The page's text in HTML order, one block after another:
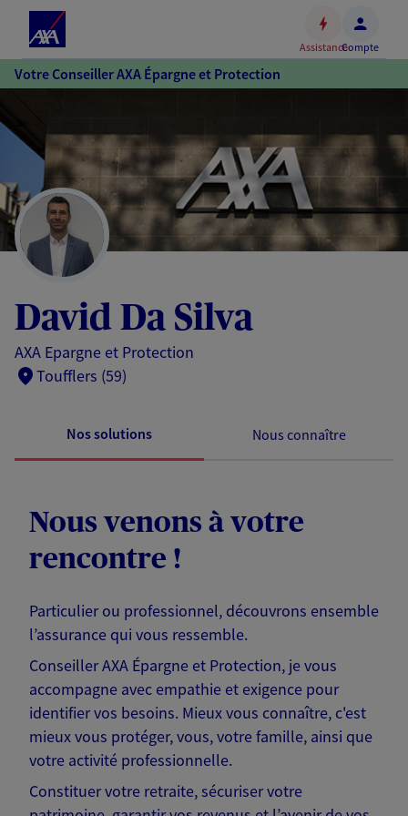
Accéder
au
Accéder
au
pied
de
page
AssistanceCompte
Votre Conseiller AXA Épargne et Protection
David Da Silva
AXA Epargne et Protection
Toufflers (59)
Nos solutions Nous connaître
Nous venons à votre
rencontre !
Particulier ou professionnel, découvrons ensemble
l’assurance qui vous ressemble.
Conseiller AXA Épargne et Protection, je vous
accompagne avec empathie et exigence pour
identifier vos besoins. Mieux vous connaître, c'est
mieux vous protéger, vous, votre famille, ainsi que
votre activité professionnelle.
Constituer votre retraite, sécuriser votre